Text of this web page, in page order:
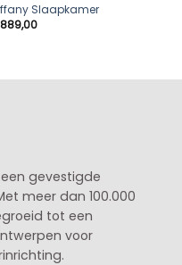
Slaapkamer
889,00
gevestigde
meer dan 100.000
tot een
voor